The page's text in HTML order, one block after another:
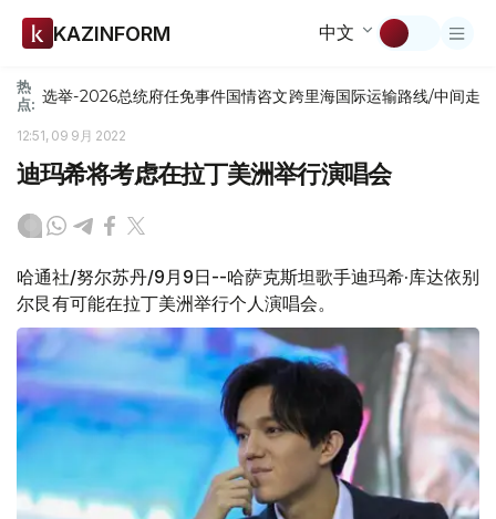
KAZINFORM 中文
热
点: 选举-2026总统府任免事件国情咨文跨里海国际运输路线/中间走廊
12:51, 09 9月 2022
迪玛希将考虑在拉丁美洲举行演唱会
哈通社/努尔苏丹/9月9日--哈萨克斯坦歌手迪玛希·库达依别
尔艮有可能在拉丁美洲举行个人演唱会。